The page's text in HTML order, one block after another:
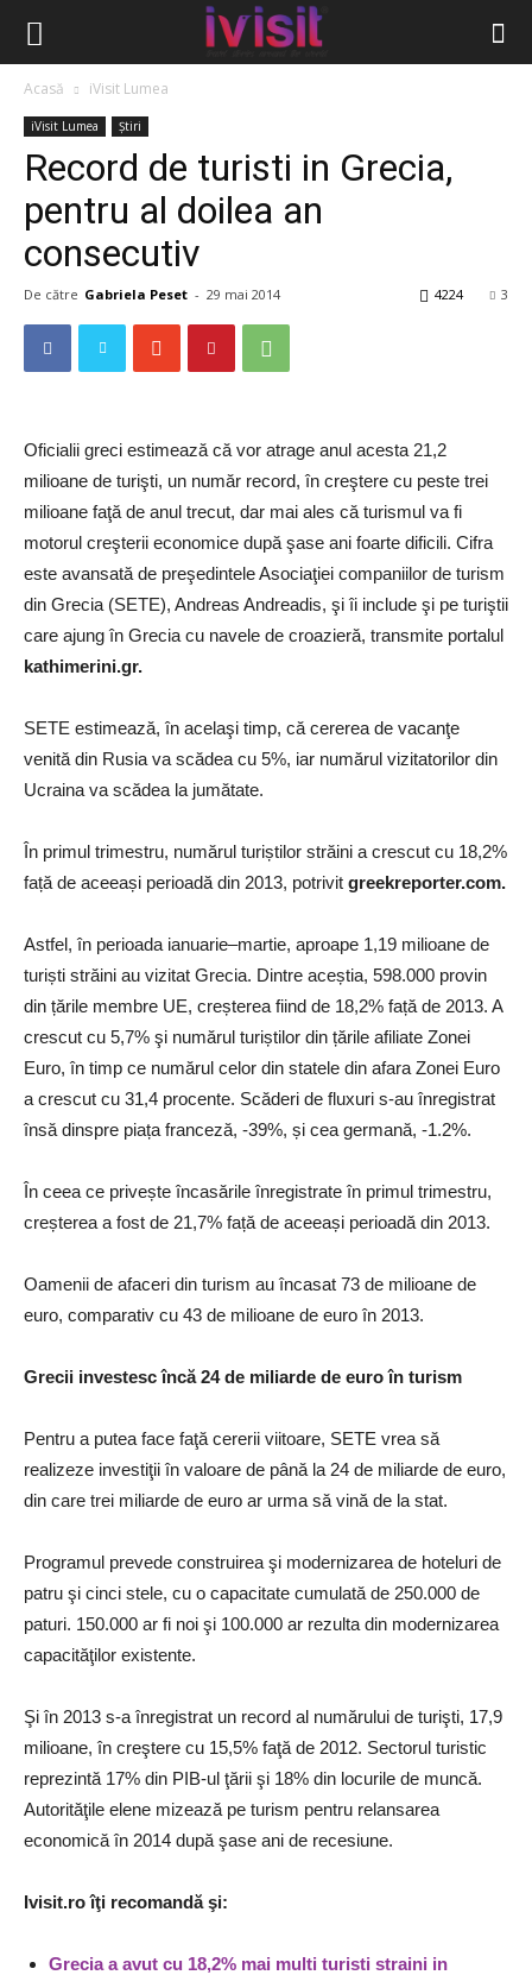
Acasă iVisit Lumea
iVisit Lumea Știri
Record de turisti in Grecia,
pentru al doilea an
consecutiv
De către Gabriela Peset - 29 mai 2014 3
4224
Oficialii greci estimează că vor atrage anul acesta 21,2
milioane de turişti, un număr record, în creştere cu peste trei
milioane faţă de anul trecut, dar mai ales că turismul va fi
motorul creşterii economice după şase ani foarte dificili. Cifra
este avansată de preşedintele Asociaţiei companiilor de turism
din Grecia (SETE), Andreas Andreadis, şi îi include şi pe turiştii
care ajung în Grecia cu navele de croazieră, transmite portalul
kathimerini.gr.
SETE estimează, în acelaşi timp, că cererea de vacanţe
venită din Rusia va scădea cu 5%, iar numărul vizitatorilor din
Ucraina va scădea la jumătate.
În primul trimestru, numărul turiștilor străini a crescut cu 18,2%
față de aceeași perioadă din 2013, potrivit greekreporter.com.
Astfel, în perioada ianuarie–martie, aproape 1,19 milioane de
turiști străini au vizitat Grecia. Dintre aceștia, 598.000 provin
din țările membre UE, creșterea fiind de 18,2% față de 2013. A
crescut cu 5,7% şi numărul turiștilor din țările afiliate Zonei
Euro, în timp ce numărul celor din statele din afara Zonei Euro
a crescut cu 31,4 procente. Scăderi de fluxuri s-au înregistrat
însă dinspre piața franceză, -39%, și cea germană, -1.2%.
În ceea ce privește încasările înregistrate în primul trimestru,
creșterea a fost de 21,7% față de aceeași perioadă din 2013.
Oamenii de afaceri din turism au încasat 73 de milioane de
euro, comparativ cu 43 de milioane de euro în 2013.
Grecii investesc încă 24 de miliarde de euro în turism
Pentru a putea face faţă cererii viitoare, SETE vrea să
realizeze investiţii în valoare de până la 24 de miliarde de euro,
din care trei miliarde de euro ar urma să vină de la stat.
Programul prevede construirea şi modernizarea de hoteluri de
patru şi cinci stele, cu o capacitate cumulată de 250.000 de
paturi. 150.000 ar fi noi şi 100.000 ar rezulta din modernizarea
capacităţilor existente.
Şi în 2013 s-a înregistrat un record al numărului de turişti, 17,9
milioane, în creştere cu 15,5% faţă de 2012. Sectorul turistic
reprezintă 17% din PIB-ul ţării şi 18% din locurile de muncă.
Autorităţile elene mizează pe turism pentru relansarea
economică în 2014 după şase ani de recesiune.
Ivisit.ro îţi recomandă şi:
Grecia a avut cu 18,2% mai multi turisti straini in